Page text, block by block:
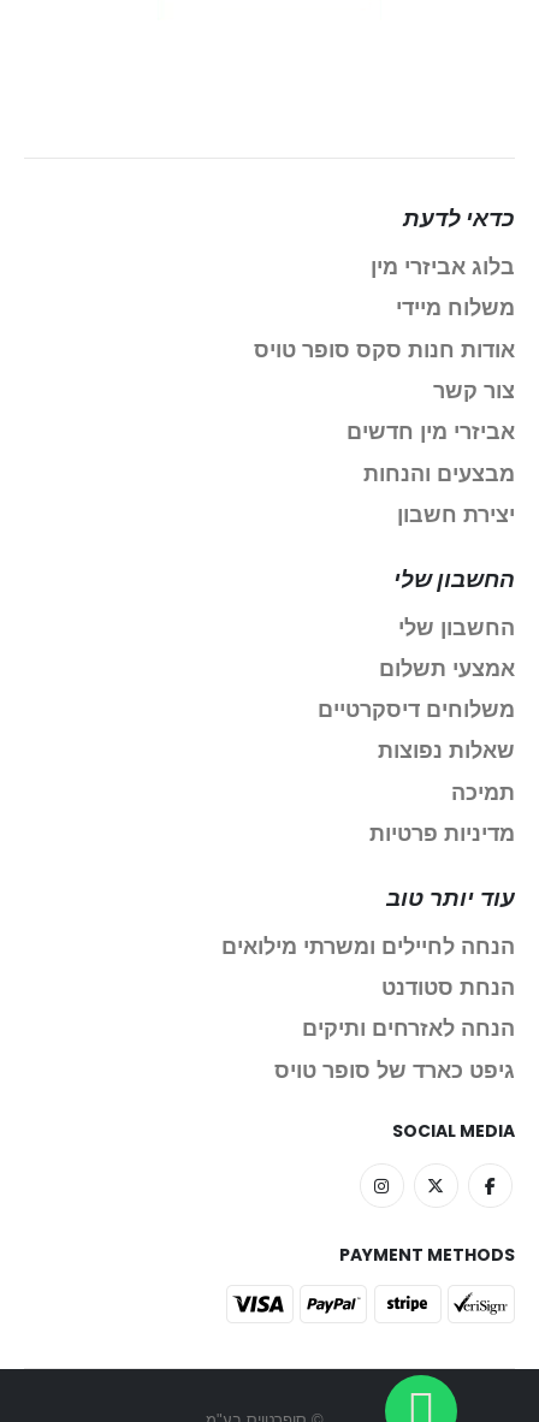
כדאי לדעת
בלוג אביזרי מין
משלוח מיידי
אודות חנות סקס סופר טויס
צור קשר
אביזרי מין חדשים
מבצעים והנחות
יצירת חשבון
החשבון שלי
החשבון שלי
אמצעי תשלום
משלוחים דיסקרטיים
שאלות נפוצות
תמיכה
מדיניות פרטיות
עוד יותר טוב
הנחה לחיילים ומשרתי מילואים
הנחת סטודנט
הנחה לאזרחים ותיקים
גיפט כארד של סופר טויס
SOCIAL MEDIA
PAYMENT METHODS